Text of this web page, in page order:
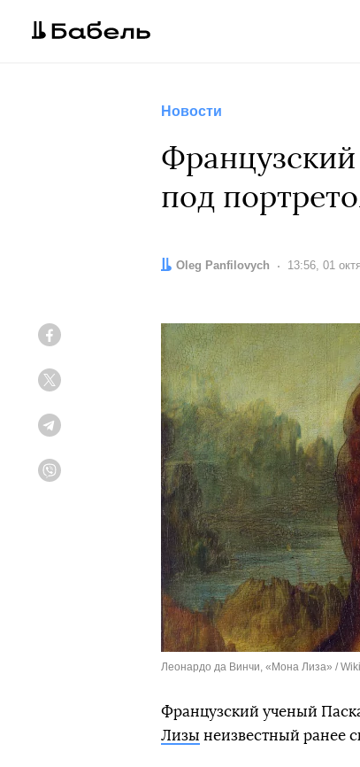
Новости
под
Автор:
Oleg Panfilovych Дата:
13:56, 01
Леонардо да Винчи, «Мона Лиза» /
Французский ученый
Лизы неизвестный ранее